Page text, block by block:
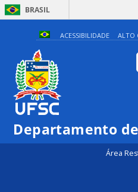
BRASIL
ACESSIBILIDADE ALTO
Departamento
Área